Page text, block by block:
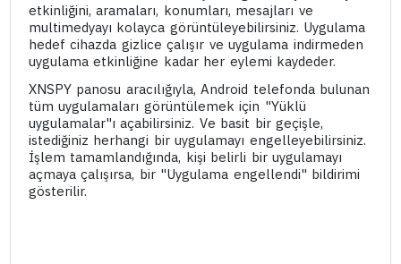
etkinliğini, aramaları, konumları, mesajları ve
multimedyayı kolayca görüntüleyebilirsiniz. Uygulama
hedef cihazda gizlice çalışır ve uygulama indirmeden
uygulama etkinliğine kadar her eylemi kaydeder.
XNSPY panosu aracılığıyla, Android telefonda bulunan
tüm uygulamaları görüntülemek için "Yüklü
uygulamalar"ı açabilirsiniz. Ve basit bir geçişle,
istediğiniz herhangi bir uygulamayı engelleyebilirsiniz.
İşlem tamamlandığında, kişi belirli bir uygulamayı
açmaya çalışırsa, bir "Uygulama engellendi" bildirimi
gösterilir.